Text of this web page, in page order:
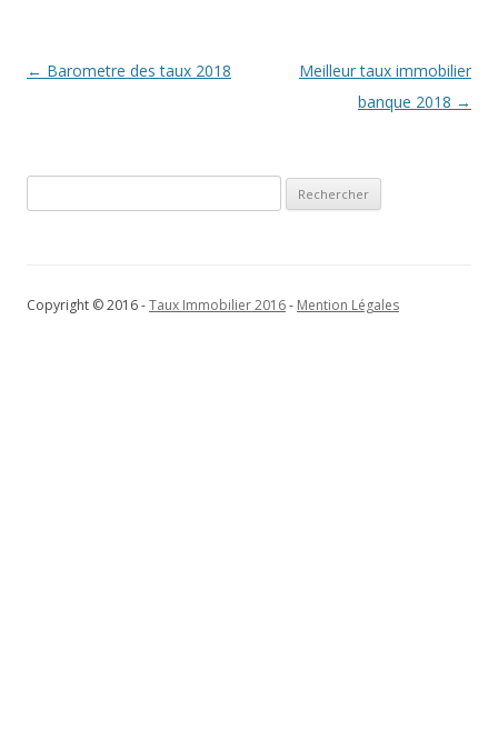
Navigation
← Barometre des taux 2018
Meilleur taux immobilier
banque 2018 →
Copyright © 2016 -Taux Immobilier 2016- Mention Légales